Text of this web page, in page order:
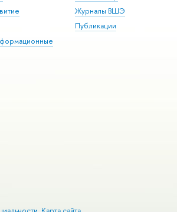
Журналы ВШЭ
Публикации